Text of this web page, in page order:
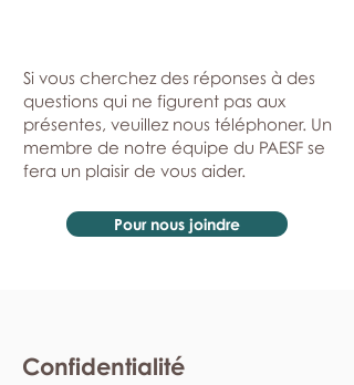
Si vous cherchez des réponses à des
questions qui ne figurent pas aux
présentes, veuillez nous téléphoner. Un
membre de notre équipe du PAESF se
fera un plaisir de vous aider.
Pour nous joindre
Confidentialité